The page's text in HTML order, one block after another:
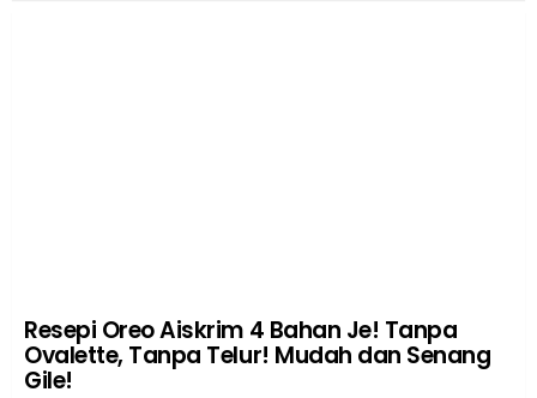
Resepi Oreo Aiskrim 4 Bahan Je! Tanpa
Ovalette, Tanpa Telur! Mudah dan Senang
Gile!